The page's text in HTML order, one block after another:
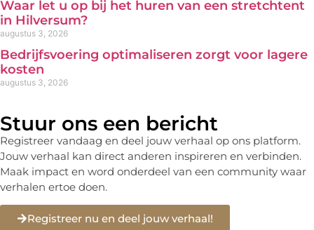
Waar let u op bij het huren van een stretchtent
in Hilversum?
augustus 3, 2026
Bedrijfsvoering optimaliseren zorgt voor lagere
kosten
augustus 3, 2026
Stuur ons een bericht
Registreer vandaag en deel jouw verhaal op ons platform.
Jouw verhaal kan direct anderen inspireren en verbinden.
Maak impact en word onderdeel van een community waar
verhalen ertoe doen.
Registreer nu en deel jouw verhaal!